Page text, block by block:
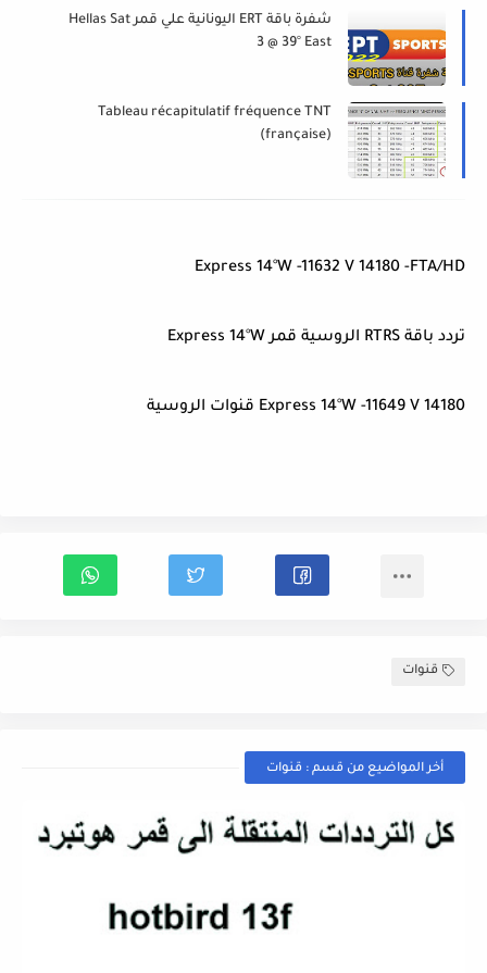
شفرة باقة ERT اليونانية علي قمر Hellas Sat
3 @ 39° East
Tableau récapitulatif fréquence TNT
(française)
Express 14°W -11632 V 14180 -FTA/HD
تردد باقة RTRS الروسية قمر Express 14°W
Express 14°W -11649 V 14180 قنوات الروسية
قنوات
أخر المواضيع من قسم : قنوات